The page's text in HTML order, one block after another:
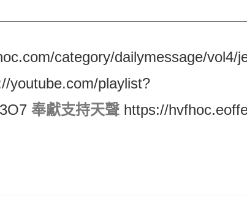
category/dailymessage/vol4/
youtube.com/playlist?
奉獻支持天聲 https://